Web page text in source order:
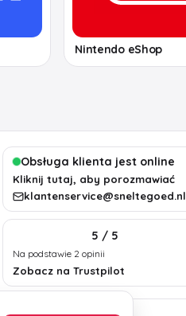
Nintendo eShop
Obsługa klienta jest online
Kliknij tutaj, aby porozmawiać
klantenservice@sneltegoed.nl
5 / 5
Na podstawie 2 opinii
Zobacz na Trustpilot